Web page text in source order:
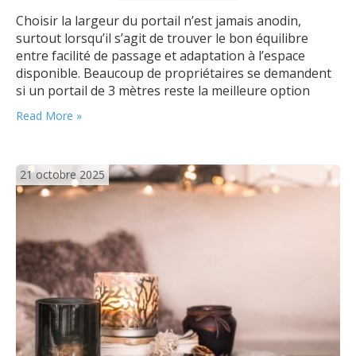
Choisir la largeur du portail n’est jamais anodin,
surtout lorsqu’il s’agit de trouver le bon équilibre
entre facilité de passage et adaptation à l’espace
disponible. Beaucoup de propriétaires se demandent
si un portail de 3 mètres reste la meilleure option
pour leur entrée. Examinons en détail comment définir
la largeur idéale en tenant compte de la largeur entre
Read More »
21 octobre 2025